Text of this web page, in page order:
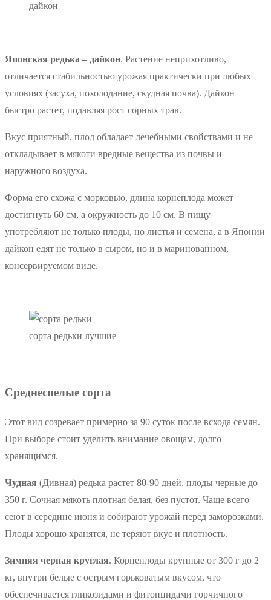
дайкон
Японская редька – дайкон. Растение неприхотливо,
отличается стабильностью урожая практически при любых
условиях (засуха, похолодание, скудная почва). Дайкон
быстро растет, подавляя рост сорных трав.
Вкус приятный, плод обладает лечебными свойствами и не
откладывает в мякоти вредные вещества из почвы и
наружного воздуха.
Форма его схожа с морковью, длина корнеплода может
достигнуть 60 см, а окружность до 10 см. В пищу
употребляют не только плоды, но листья и семена, а в Японии
дайкон едят не только в сыром, но и в маринованном,
консервируемом виде.
сорта редьки лучшие
Среднеспелые сорта
Этот вид созревает примерно за 90 суток после всхода семян.
При выборе стоит уделить внимание овощам, долго
хранящимся.
Чудная (Дивная) редька растет 80-90 дней, плоды черные до
350 г. Сочная мякоть плотная белая, без пустот. Чаще всего
сеют в середине июня и собирают урожай перед заморозками.
Плоды хорошо хранятся, не теряют вкус и плотность.
Зимняя черная круглая. Корнеплоды крупные от 300 г до 2
кг, внутри белые с острым горьковатым вкусом, что
обеспечивается гликозидами и фитонцидами горчичного